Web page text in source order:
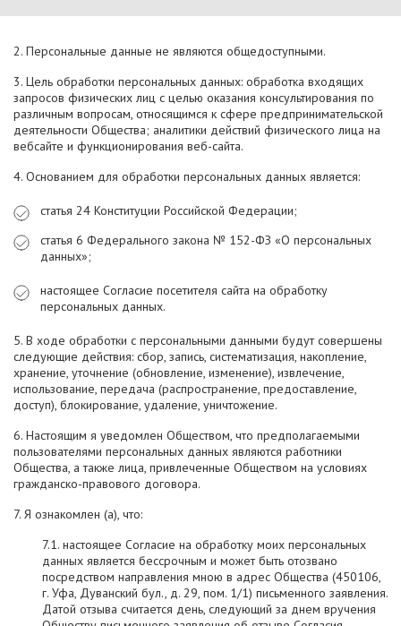
2. Персональные данные не являются общедоступными.
3. Цель обработки персональных данных: обработка входящих
запросов физических лиц с целью оказания консультирования по
различным вопросам, относящимся к сфере предпринимательской
деятельности Общества; аналитики действий физического лица на
вебсайте и функционирования веб-сайта.
4. Основанием для обработки персональных данных является:
статья 24 Конституции Российской Федерации;
статья 6 Федерального закона № 152-ФЗ «О персональных
данных»;
настоящее Согласие посетителя сайта на обработку
персональных данных.
5. В ходе обработки с персональными данными будут совершены
следующие действия: сбор, запись, систематизация, накопление,
хранение, уточнение (обновление, изменение), извлечение,
использование, передача (распространение, предоставление,
доступ), блокирование, удаление, уничтожение.
6. Настоящим я уведомлен Обществом, что предполагаемыми
пользователями персональных данных являются работники
Общества, а также лица, привлеченные Обществом на условиях
гражданско-правового договора.
7. Я ознакомлен (а), что:
7.1. настоящее Согласие на обработку моих персональных
данных является бессрочным и может быть отозвано
посредством направления мною в адрес Общества (450106,
г. Уфа, Дуванский бул., д. 29, пом. 1/1) письменного заявления.
Датой отзыва считается день, следующий за днем вручения